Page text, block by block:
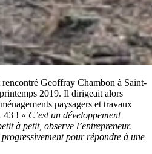
Geoffray Chambon à Saint-
2019. Il dirigeait alors
paysagers et travaux
43 ! « C’est un développement
à petit, observe l’entrepreneur.
pour répondre à une